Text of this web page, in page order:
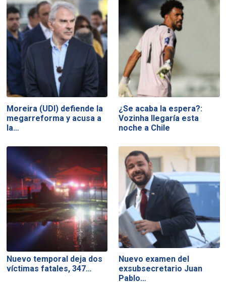
Moreira (UDI) defiende la
megarreforma y acusa a
la…
¿Se acaba la espera?:
Vozinha llegaría esta
noche a Chile
Nuevo temporal deja dos
víctimas fatales, 347…
Nuevo examen del
exsubsecretario Juan
Pablo…